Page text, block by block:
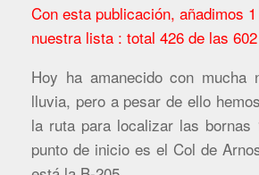
Con esta publicación, añadimos
nuestra lista : total 426 de las
Hoy ha amanecido con mucha
lluvia, pero a pesar de ello
la ruta para localizar las bornas
punto de inicio es el Col de